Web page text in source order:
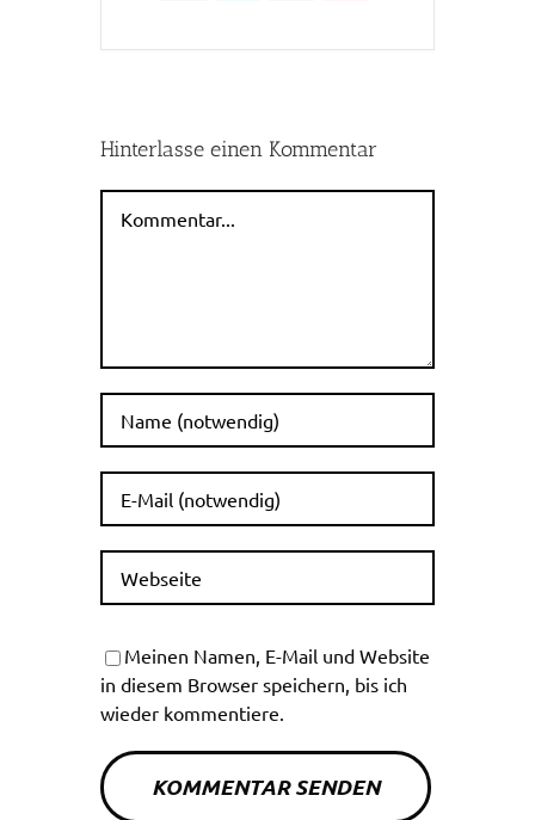
Hinterlasse einen Kommentar
Kommentar
Meinen Namen, E-Mail und Website
in diesem Browser speichern, bis ich
wieder kommentiere.